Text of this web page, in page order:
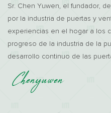
Sr. Chen Yuwen, el fundador,
por la industria de puertas y
experiencias en el hogar a los
progreso de la industria de la
desarrollo continuo de las
Chenyuwen